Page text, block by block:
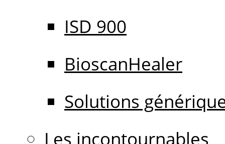
ISD 900
BioscanHealer
Solutions
Les incontournables